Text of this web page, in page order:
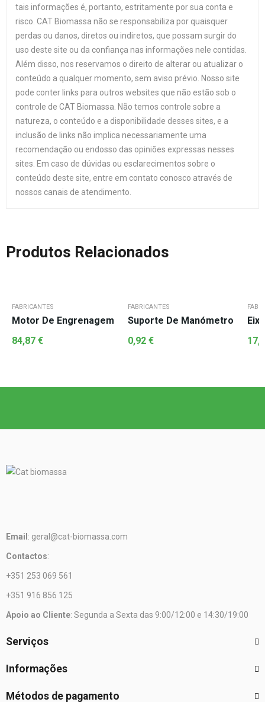
tais informações é, portanto, estritamente por sua conta e
risco. CAT Biomassa não se responsabiliza por quaisquer
perdas ou danos, diretos ou indiretos, que possam surgir do
uso deste site ou da confiança nas informações nele contidas.
Além disso, nos reservamos o direito de alterar ou atualizar o
conteúdo a qualquer momento, sem aviso prévio. Nosso site
pode conter links para outros websites que não estão sob o
controle de CAT Biomassa. Não temos controle sobre a
natureza, o conteúdo e a disponibilidade desses sites, e a
inclusão de links não implica necessariamente uma
recomendação ou endosso das opiniões expressas nesses
sites. Em caso de dúvidas ou esclarecimentos sobre o
conteúdo deste site, entre em contato conosco através de
nossos canais de atendimento.
Produtos Relacionados
FABRICANTES
Motor De Engrenagem
84,87 €
FABRICANTES
Suporte De Manómetro
0,92 €
Eixo
Email : geral@cat-biomassa.com
Contactos:
+351 253 069 561
+351 916 856 125
Apoio ao Cliente: Segunda a Sexta das 9:00/12:00 e 14:30/19:00
Serviços
Informações
Métodos de pagamento